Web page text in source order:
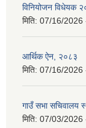
विनियोजन विधेयक
मिति: 07/16/2026
आर्थिक ऐन, २०८३
मिति: 07/16/2026
गाउँ सभा सचिवालय
मिति: 07/03/2026